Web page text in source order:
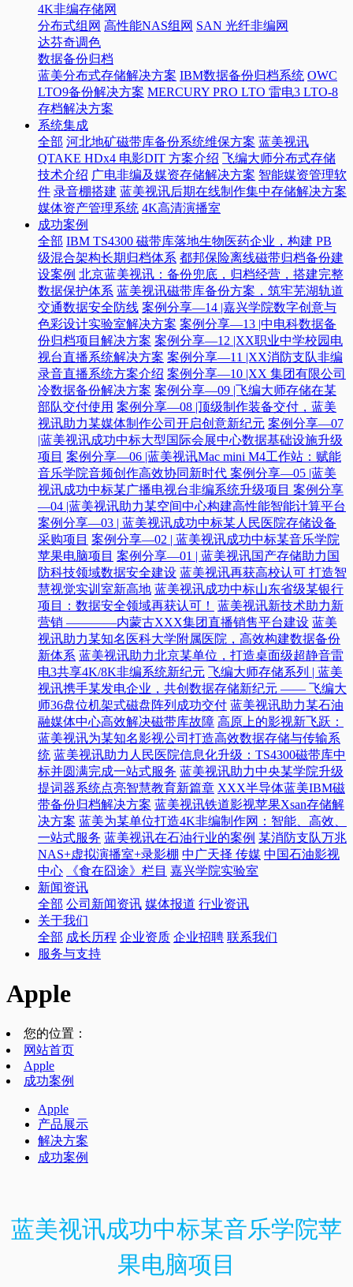
4K非编存储网
分布式组网 高性能NAS组网 SAN 光纤非编网
达芬奇调色
数据备份归档
蓝美分布式存储解决方案 IBM数据备份归档系统 OWC
LTO9备份解决方案 MERCURY PRO LTO 雷电3 LTO-8
存档解决方案
系统集成
全部 河北地矿磁带库备份系统维保方案 蓝美视讯
QTAKE HDx4 电影DIT 方案介绍 飞编大师分布式存储
技术介绍 广电非编及媒资存储解决方案 智能媒资管理软
件 录音棚搭建 蓝美视讯后期在线制作集中存储解决方案
媒体资产管理系统 4K高清演播室
成功案例
全部 IBM TS4300 磁带库落地生物医药企业，构建 PB
级混合架构长期归档体系 都邦保险离线磁带归档备份建
设案例 北京蓝美视讯：备份兜底，归档经营，搭建完整
数据保护体系 蓝美视讯磁带库备份方案，筑牢芜湖轨道
交通数据安全防线 案例分享—14 |嘉兴学院数字创意与
色彩设计实验室解决方案 案例分享—13 |中电科数据备
份归档项目解决方案 案例分享—12 |XX职业中学校园电
视台直播系统解决方案 案例分享—11 |XX消防支队非编
录音直播系统方案介绍 案例分享—10 |XX 集团有限公司
冷数据备份解决方案 案例分享—09 |飞编大师存储在某
部队交付使用 案例分享—08 |顶级制作装备交付，蓝美
视讯助力某媒体制作公司开启创意新纪元 案例分享—07
|蓝美视讯成功中标大型国际会展中心数据基础设施升级
项目 案例分享—06 |蓝美视讯Mac mini M4工作站：赋能
音乐学院音频创作高效协同新时代​ 案例分享—05 |蓝美
视讯成功中标某广播电视台非编系统升级项目​ 案例分享
—04 |蓝美视讯助力某空间中心构建高性能智能计算平台​
案例分享—03 | 蓝美视讯成功中标某人民医院存储设备
采购项目 案例分享—02 | 蓝美视讯成功中标某音乐学院
苹果电脑项目 案例分享—01 | 蓝美视讯国产存储助力国
防科技领域数据安全建设 蓝美视讯再获高校认可 打造智
慧视觉实训室新高地 蓝美视讯成功中标山东省级某银行
项目：数据安全领域再获认可！
蓝美视讯新技术助力新
营销 ————内蒙古XXX集团直播销售平台建设 蓝美
视讯助力某知名医科大学附属医院，高效构建数据备份
新体系 蓝美视讯助力北京某单位，打造桌面级超静音雷
电3共享4K/8K非编系统新纪元 飞编大师存储系列 | 蓝美
视讯携手某发电企业，共创数据存储新纪元 —— 飞编大
师36盘位机架式磁盘阵列成功交付 蓝美视讯助力某石油
融媒体中心高效解决磁带库故障 高原上的影视新飞跃：
蓝美视讯为某知名影视公司打造高效数据存储与传输系
统 蓝美视讯助力人民医院信息化升级：TS4300磁带库中
标并圆满完成一站式服务 蓝美视讯助力中央某学院升级
提词器系统点亮智慧教育新篇章 XXX半导体蓝美IBM磁
带备份归档解决方案 蓝美视讯铁道影视苹果Xsan存储解
决方案 蓝美为某单位打造4K非编制作网：智能、高效、
一站式服务 蓝美视讯在石油行业的案例 某消防支队万兆
NAS+虚拟演播室+录影棚 中广天择 传媒 中国石油影视
中心
《食在囧途》栏目 嘉兴学院实验室
新闻资讯
全部 公司新闻资讯 媒体报道 行业资讯
关于我们
全部 成长历程 企业资质 企业招聘 联系我们
服务与支持
Apple
您的位置：
网站首页
Apple
成功案例
Apple
产品展示
解决方案
成功案例
蓝美视讯成功中标某音乐学院苹
果电脑项目